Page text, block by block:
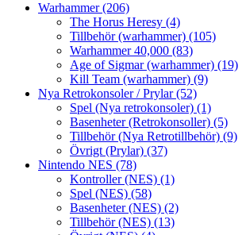
Warhammer(206)
The Horus Heresy (4)
Tillbehör (warhammer) (105)
Warhammer 40,000 (83)
Age of Sigmar (warhammer) (19)
Kill Team (warhammer) (9)
Nya Retrokonsoler / Prylar(52)
Spel (Nya retrokonsoler) (1)
Basenheter (Retrokonsoller) (5)
Tillbehör (Nya Retrotillbehör) (9)
Övrigt (Prylar) (37)
Nintendo NES (78)
Kontroller (NES) (1)
Spel (NES) (58)
Basenheter (NES) (2)
Tillbehör (NES) (13)